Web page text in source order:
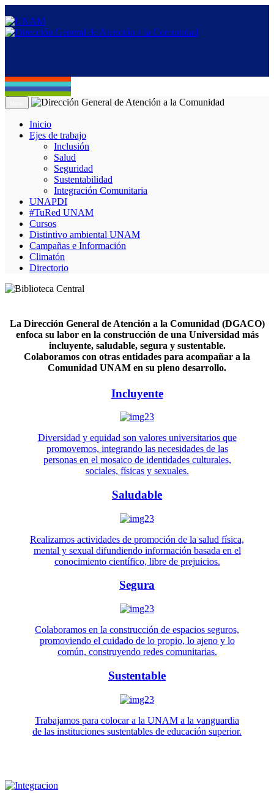
Inicio
Ejes de trabajo
Inclusión
Salud
Seguridad
Sustentabilidad
Integración Comunitaria
UNAPDI
#TuRed UNAM
Cursos
Distintivo ambiental UNAM
Campañas e Información
Climatón
Directorio
La Dirección General de Atención a la Comunidad (DGACO)
enfoca su labor en la construcción de una Universidad más
incluyente, saludable, segura y sustentable.
Colaboramos con otras entidades para acompañar a la
Comunidad UNAM en su pleno desarrollo.
Incluyente
Diversidad y equidad son valores universitarios que
promovemos, integrando las necesidades de las
personas en el mosaico de identidades culturales,
sociales, físicas y sexuales.
Saludable
Realizamos actividades de promoción de la salud física,
mental y sexual difundiendo información basada en el
conocimiento científico, libre de prejuicios.
Segura
Colaboramos en la construcción de espacios seguros,
promoviendo el cuidado de lo propio, lo ajeno y lo
común, construyendo redes comunitarias.
Sustentable
Trabajamos para colocar a la UNAM a la vanguardia
de las instituciones sustentables de educación superior.